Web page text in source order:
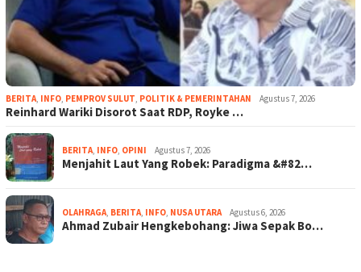
BERITA INFO PEMPROV SULUT POLITIK & PEMERINTAHAN Agustus 7, 2026
Reinhard Wariki Disorot Saat RDP, Royke …
BERITA INFO OPINI Agustus 7, 2026
Menjahit Laut Yang Robek: Paradigma &#82…
OLAHRAGA BERITA INFO NUSA UTARA Agustus 6, 2026
Ahmad Zubair Hengkebohang: Jiwa Sepak Bo…